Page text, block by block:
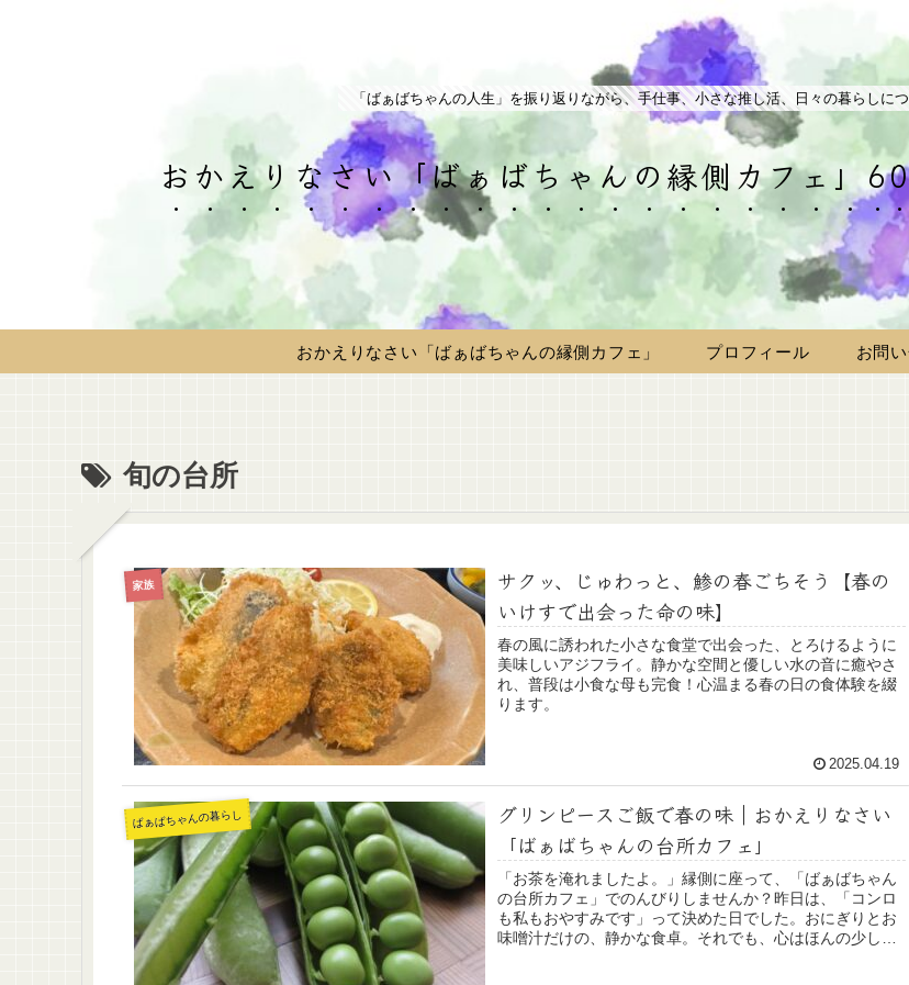
「ばぁばちゃんの人生」を振り返りながら、手仕事、小さな推し活、日々の暮らしに
おかえりなさい「ばぁばちゃんの縁側カフェ」
おかえりなさい「ばぁばちゃんの縁側カフェ」 プロフィール お問
旬の台所
家族
サクッ、じゅわっと、鯵の春ごちそう【春の
いけすで出会った命の味】
春の風に誘われた小さな食堂で出会った、とろけるように
美味しいアジフライ。静かな空間と優しい水の音に癒やさ
れ、普段は小食な母も完食！心温まる春の日の食体験を綴
ります。
2025.04.19
ばぁばちゃんの暮らし
グリンピースご飯で春の味｜おかえりなさい
「ばぁばちゃんの台所カフェ」
「お茶を淹れましたよ。」縁側に座って、「ばぁばちゃん
の台所カフェ」でのんびりしませんか？昨日は、「コンロ
も私もおやすみです」って決めた日でした。おにぎりとお
味噌汁だけの、静かな食卓。それでも、心はほんの少し軽